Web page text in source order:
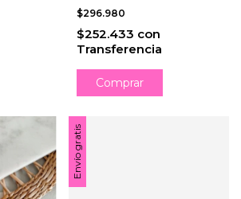
$296.980
$252.433 con
Transferencia
Comprar
Envío gratis